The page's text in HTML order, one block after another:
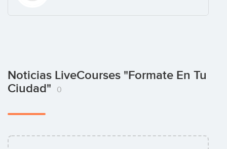
Noticias LiveCourses "Formate En Tu
Ciudad"
0